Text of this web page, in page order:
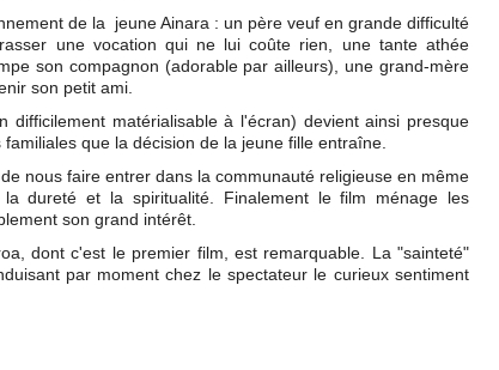
de la jeune Ainara : un père veuf en grande difficulté
une vocation qui ne lui coûte rien, une tante athée
son compagnon (adorable par ailleurs), une grand-mère
son petit ami.
matérialisable à l'écran) devient ainsi presque
que la décision de la jeune fille entraîne.
nous faire entrer dans la communauté religieuse en même
dureté et la spiritualité. Finalement le film ménage les
son grand intérêt.
dont c'est le premier film, est remarquable. La "sainteté"
par moment chez le spectateur le curieux sentiment